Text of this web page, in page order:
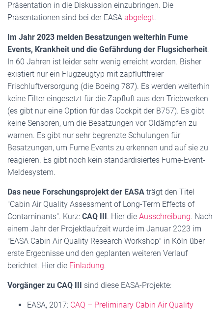
Präsentation in die Diskussion einzubringen. Die
Präsentationen sind bei der EASA abgelegt.
Im Jahr 2023 melden Besatzungen weiterhin Fume
Events, Krankheit und die Gefährdung der Flugsicherheit.
In 60 Jahren ist leider sehr wenig erreicht worden. Bisher
existiert nur ein Flugzeugtyp mit zapfluftfreier
Frischluftversorgung (die Boeing 787). Es werden weiterhin
keine Filter eingesetzt für die Zapfluft aus den Triebwerken
(es gibt nur eine Option für das Cockpit der B757). Es gibt
keine Sensoren, um die Besatzungen vor Öldämpfen zu
warnen. Es gibt nur sehr begrenzte Schulungen für
Besatzungen, um Fume Events zu erkennen und auf sie zu
reagieren. Es gibt noch kein standardisiertes Fume-Event-
Meldesystem.
Das neue Forschungsprojekt der EASA trägt den Titel
"Cabin Air Quality Assessment of Long-Term Effects of
Contaminants". Kurz: CAQ III. Hier die Ausschreibung. Nach
einem Jahr der Projektlaufzeit wurde im Januar 2023 im
"EASA Cabin Air Quality Research Workshop" in Köln über
erste Ergebnisse und den geplanten weiteren Verlauf
berichtet. Hier die Einladung.
Vorgänger zu CAQ III sind diese EASA-Projekte:
EASA, 2017: CAQ – Preliminary Cabin Air Quality